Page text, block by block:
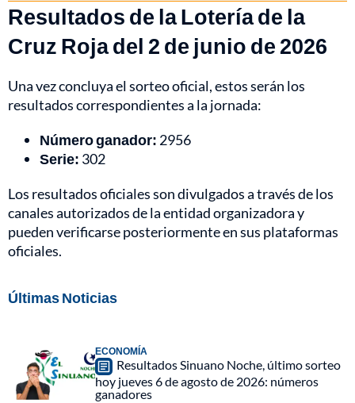
Resultados de la Lotería de la
Cruz Roja del 2 de junio de 2026
Una vez concluya el sorteo oficial, estos serán los
resultados correspondientes a la jornada:
Número ganador: 2956
Serie: 302
Los resultados oficiales son divulgados a través de los
canales autorizados de la entidad organizadora y
pueden verificarse posteriormente en sus plataformas
oficiales.
Últimas Noticias
ECONOMÍA
Resultados Sinuano Noche, último sorteo
hoy jueves 6 de agosto de 2026: números
ganadores